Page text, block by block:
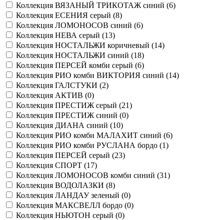
Коллекция ВЯЗАНЫЙ ТРИКОТАЖ синий (6)
Коллекция ЕСЕНИЯ серый (8)
Коллекция ЛОМОНОСОВ синий (6)
Коллекция НЕВА серый (13)
Коллекция НОСТАЛЬЖИ коричневый (14)
Коллекция НОСТАЛЬЖИ синий (18)
Коллекция ПЕРСЕЙ комби серый (6)
Коллекция РИО комби ВИКТОРИЯ синий (14)
Коллекция ГАЛСТУКИ (2)
Коллекция АКТИВ (0)
Коллекция ПРЕСТИЖ серый (21)
Коллекция ПРЕСТИЖ синий (0)
Коллекция ДИАНА синий (10)
Коллекция РИО комби МАЛАХИТ синий (6)
Коллекция РИО комби РУСЛАНА бордо (1)
Коллекция ПЕРСЕЙ серый (23)
Коллекция СПОРТ (17)
Коллекция ЛОМОНОСОВ комби синий (31)
Коллекция ВОДОЛАЗКИ (8)
Коллекция ЛАНДАУ зеленый (0)
Коллекция МАКСВЕЛЛ бордо (0)
Коллекция НЬЮТОН серый (0)